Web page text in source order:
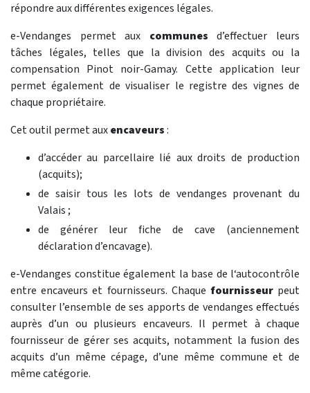
répondre aux différentes exigences légales.
e-Vendanges permet aux communesd’effectuer leurs
tâches légales, telles que la division des acquits ou la
compensation Pinot noir-Gamay. Cette application leur
permet également de visualiser le registre des vignes de
chaque propriétaire.
Cet outil permet auxencaveurs:
d’accéder au parcellaire lié aux droits de production
(acquits);
de saisir tous les lots de vendanges provenant du
Valais ;
de générer leur fiche de cave (anciennement
déclaration d’encavage).
e-Vendanges constitue également la base de l‘autocontrôle
entre encaveurs et fournisseurs. Chaque fournisseurpeut
consulter l’ensemble de ses apports de vendanges effectués
auprès d’un ou plusieurs encaveurs. Il permet à chaque
fournisseur de gérer ses acquits, notamment la fusion des
acquits d’un même cépage, d’une même commune et de
même catégorie.